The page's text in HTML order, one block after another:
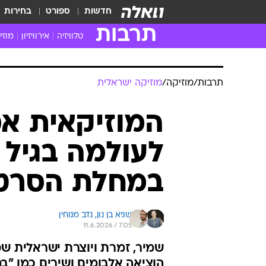
חדשות ספורט בחירות
תרבות טלוויזיה
טלוויזיה מחו"ל
סדרות מומלצות
האח הגדול
אירוויזיון
תרבות/מוזיקה/מוזיקה ישראלית
המוזיקאית
במחלת
שגיא בן נון, נדב מנוחין
11.6.2026 / 7:05
שמיר, זמרת ויוצרת ישראלית